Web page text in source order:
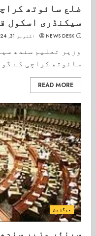
ضلع سائوتھ
سیکنڈری اسکول
NEWS DESK اکتوبر 31, 2024
وزیر تعلیم سندھ
سائوتھ کراچی کے
READ MORE
میگزین
سینئر وزیر